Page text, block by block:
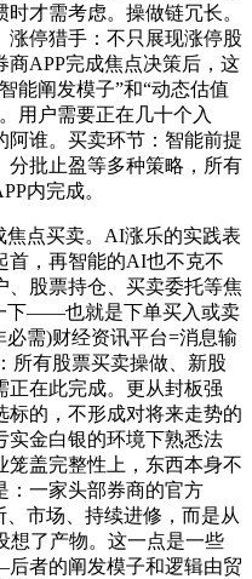
才需考虑。操做链冗长。
涨停猎手：不只展现涨停股
APP完成焦点决策后，这
能阐发模子”和“动态估值
用户需要正在几十个入
阿谁。买卖环节：智能前提
分批止盈等多种策略，所有
内完成。
点买卖。AI涨乐的实践表
首，再智能的AI也不克不
、股票持仓、买卖委托等焦
下——也就是下单买入或卖
需)财经资讯平台=消息输
所有股票买卖操做、新股
正在此完成。更从封板强
标的，不形成对将来走势的
实金白银的环境下熟悉法
笼盖完整性上，东西本身不
：一家头部券商的官方
市场、持续进修，而是从
想了产物。这一点是一些
者的阐发模子和逻辑由贸